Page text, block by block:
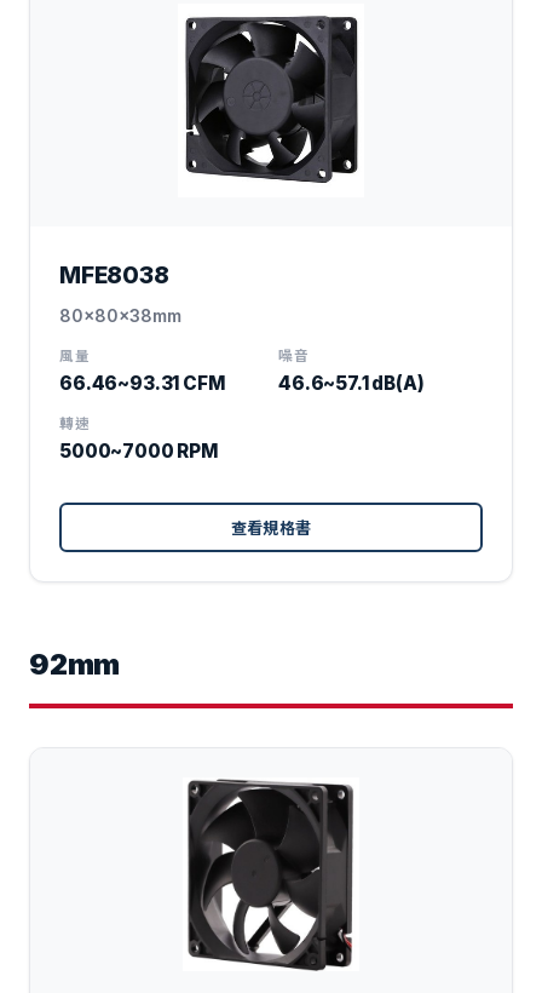
MFE8038
80x80x38mm
風量
66.46~93.31 CFM
噪音
46.6~57.1 dB(A)
轉速
5000~7000 RPM
查看規格書
92mm